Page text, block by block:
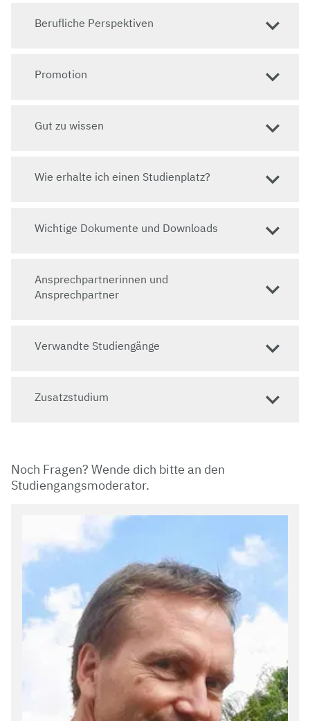
zur Studiengangs-Website
Berufliche Perspektiven
Promotion
Gut zu wissen
Wie erhalte ich einen Studienplatz?
Wichtige Dokumente und Downloads
Ansprechpartnerinnen und
Ansprechpartner
Verwandte Studiengänge
Zusatzstudium
Noch Fragen? Wende dich bitte an den
Studiengangsmoderator.